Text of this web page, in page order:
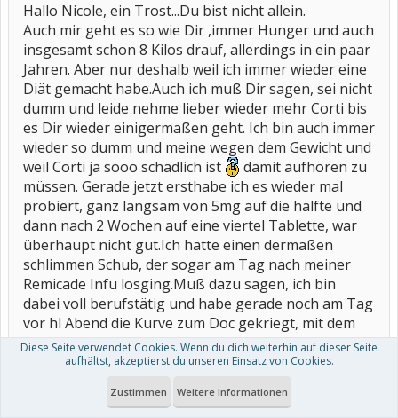
Hallo Nicole, ein Trost...Du bist nicht allein.
Auch mir geht es so wie Dir ,immer Hunger und auch
insgesamt schon 8 Kilos drauf, allerdings in ein paar
Jahren. Aber nur deshalb weil ich immer wieder eine
Diät gemacht habe.Auch ich muß Dir sagen, sei nicht
dumm und leide nehme lieber wieder mehr Corti bis
es Dir wieder einigermaßen geht. Ich bin auch immer
wieder so dumm und meine wegen dem Gewicht und
weil Corti ja sooo schädlich ist
damit aufhören zu
müssen. Gerade jetzt ersthabe ich es wieder mal
probiert, ganz langsam von 5mg auf die hälfte und
dann nach 2 Wochen auf eine viertel Tablette, war
überhaupt nicht gut.Ich hatte einen dermaßen
schlimmen Schub, der sogar am Tag nach meiner
Remicade Infu losging.Muß dazu sagen, ich bin
dabei voll berufstätig und habe gerade noch am Tag
vor hl Abend die Kurve zum Doc gekriegt, mit dem
Resultat: 100mg Infusion Corti. Am Tag danach ging
es mir schon besser, es war so schlimm
ich dachte
vorgenommen nicht mehr mit dem Corti
Diese Seite verwendet Cookies. Wenn du dich weiterhin auf dieser Seite
aufhältst, akzeptierst du unseren Einsatz von Cookies.
Zustimmen Weitere Informationen